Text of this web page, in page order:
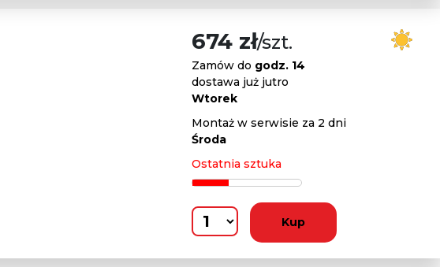
674 zł/szt.
Zamów do godz. 14
dostawa już jutro
Wtorek
Montaż w serwisie za 2 dni
Środa
Ostatnia sztuka
Kup